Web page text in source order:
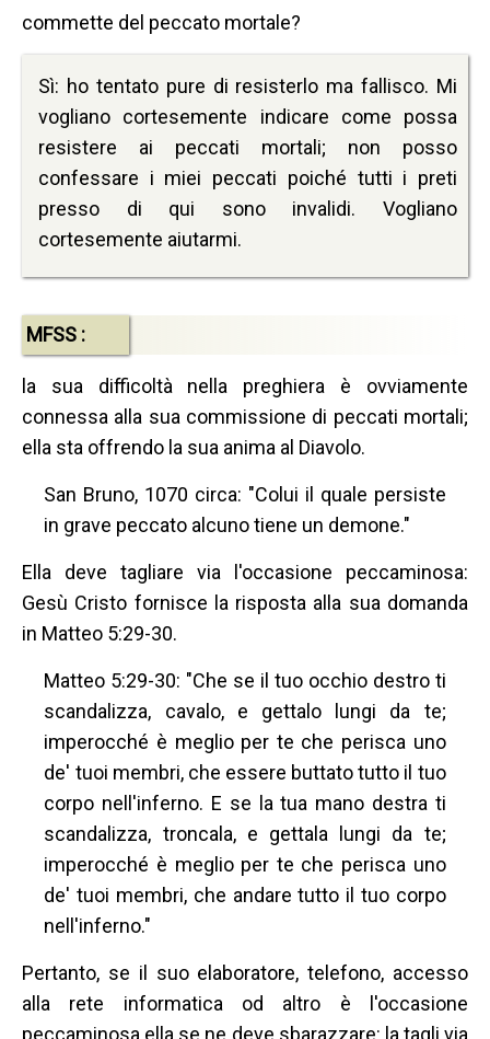
commette del peccato mortale?
Sì: ho tentato pure di resisterlo ma fallisco. Mi
vogliano cortesemente indicare come possa
resistere ai peccati mortali; non posso
confessare i miei peccati poiché tutti i preti
presso di qui sono invalidi. Vogliano
cortesemente aiutarmi.
MFSS :
la sua difficoltà nella preghiera è ovviamente
connessa alla sua commissione di peccati mortali;
ella sta offrendo la sua anima al Diavolo.
San Bruno, 1070 circa: "Colui il quale persiste
in grave peccato alcuno tiene un demone."
Ella deve tagliare via l'occasione peccaminosa:
Gesù Cristo fornisce la risposta alla sua domanda
in Matteo 5:29-30.
Matteo 5:29-30: "Che se il tuo occhio destro ti
scandalizza, cavalo, e gettalo lungi da te;
imperocché è meglio per te che perisca uno
de' tuoi membri, che essere buttato tutto il tuo
corpo nell'inferno. E se la tua mano destra ti
scandalizza, troncala, e gettala lungi da te;
imperocché è meglio per te che perisca uno
de' tuoi membri, che andare tutto il tuo corpo
nell'inferno."
Pertanto, se il suo elaboratore, telefono, accesso
alla rete informatica od altro è l'occasione
peccaminosa ella se ne deve sbarazzare: la tagli via